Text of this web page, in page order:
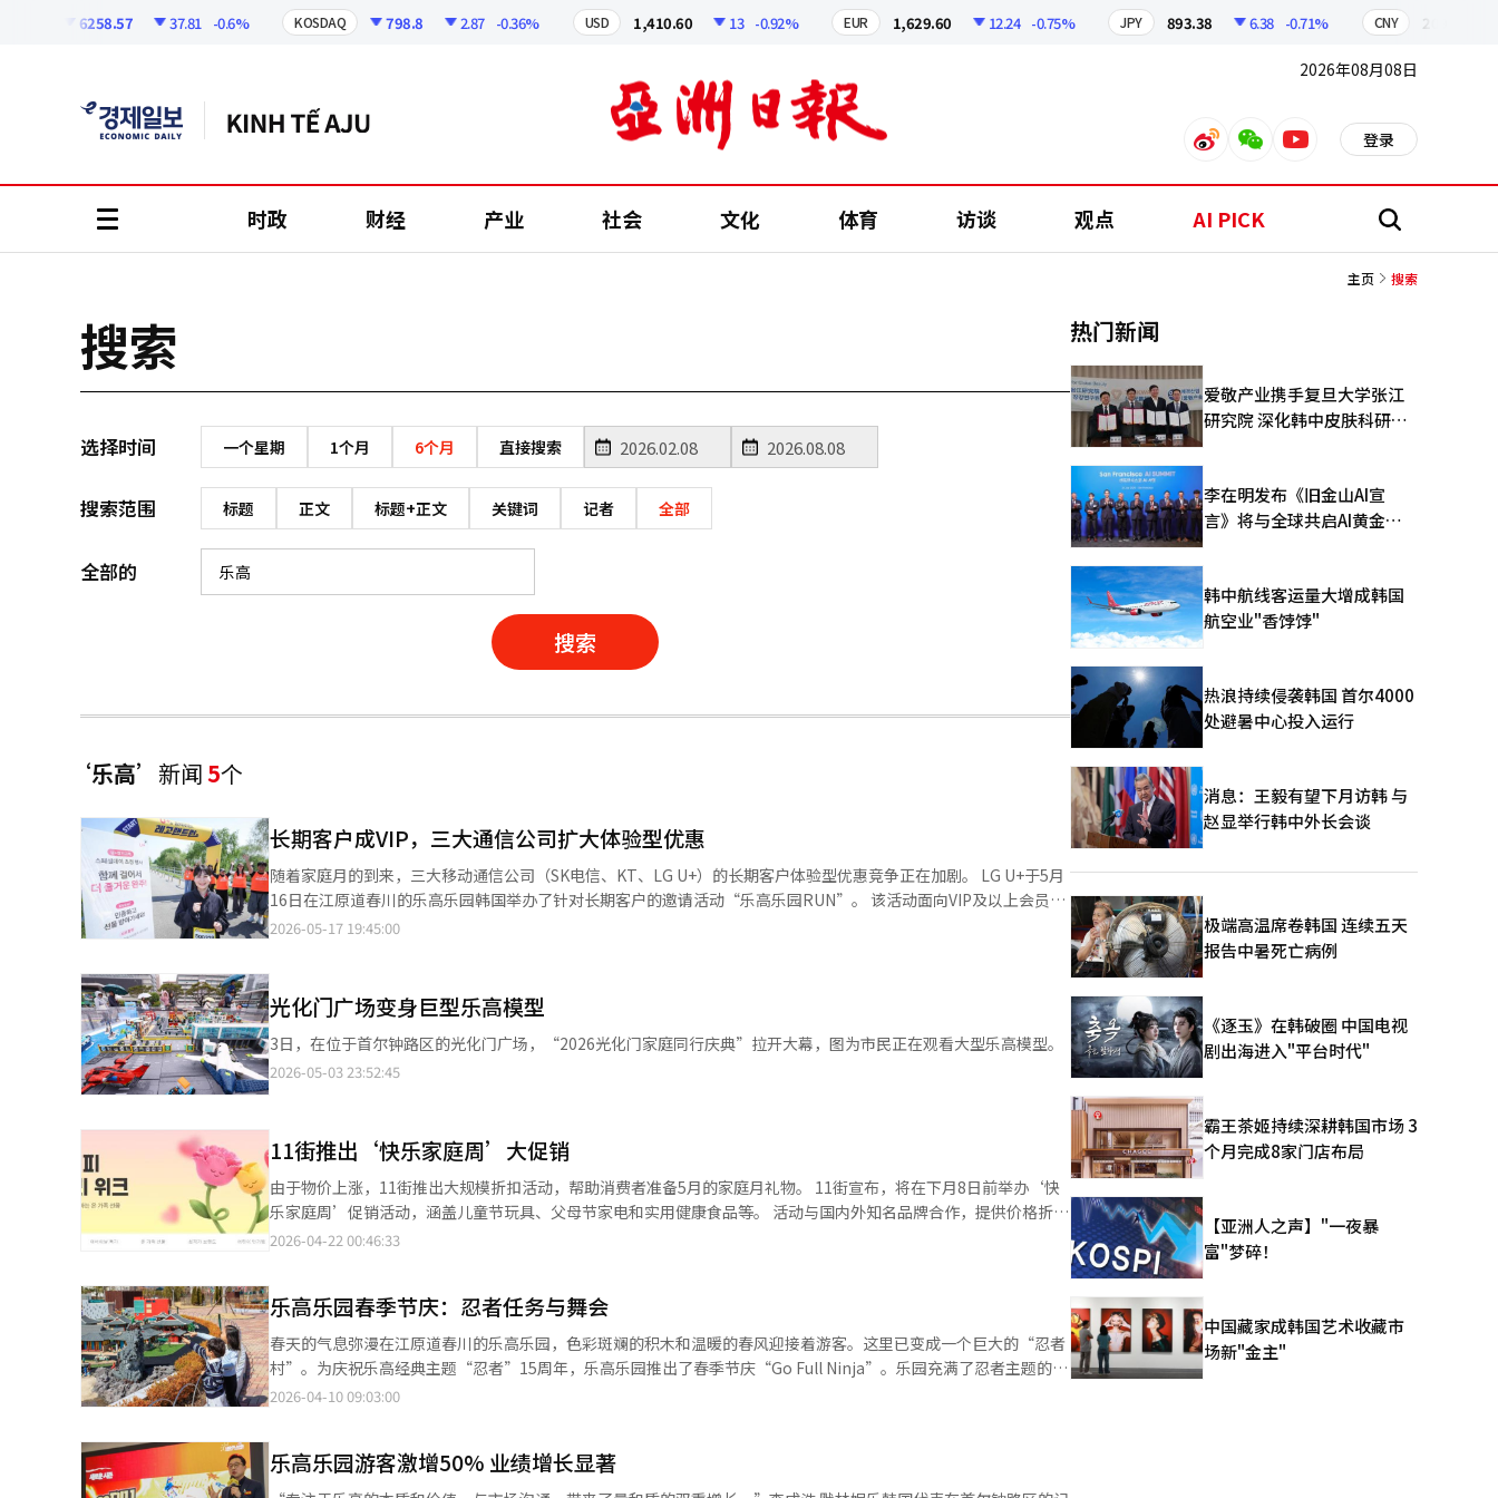
6258.57 37.81 -0.6% KOSDAQ 798.8 2.87 -0.36% USD 1,410.60 13 -0.92% EUR 1,629.60 12.24 -0.75% JPY 893.38 6.38 -0.71% CNY 209.17
2026年08月08日
weiboweixinyoutube 登录
时政 财经 产业 社会 文化 体育 访谈 观点 AI PICK 搜
主页 搜索
搜索
选择时间 一个星期 1个月 6个月 直接搜索
搜索范围 标题 正文 标题+正文 关键词 记者 全部
全部的
搜索
‘乐高’ 新闻5个
长期客户成VIP，三大通信公司扩大体验型优惠
随着家庭月的到来，三大移动通信公司（SK电信、KT、LG U+）的长期客户体验型优惠竞争正在加剧。 LG U+于5月
16日在江原道春川的乐高乐园韩国举办了针对长期客户的邀请活动“乐高乐园RUN”。 该活动面向VIP及以上会员，
邀请了4000名使用服务超过五年的客户，参与者在乐高角色的陪伴下，沿着乐高乐园附近的湖边约5公里的路线进行
容，自今年初以来，陆续推出了每月特别礼物、免费观赏音乐剧《兰比卡》、邀请前往华潭森林等活动。预计在8月
还将与乐高乐园合作举办家庭水上活动。 LG U+市场营销集团长张俊英（常务）表示：“我们正在将营销能力集中在
提供超越简单折扣或一次性优惠的、能够在日常生活中持续感受到的差异化体验上。” 此前，SKT在今年春季邀请了
10年以上的长期客户参加“森林假期日”，在爱宝乐园的私密自然体验空间“森林营地”举办活动。从5月3日至18
户项目“邀请梦想”的5月优惠活动，邀请了300名使用移动、互联网和电视服务超过五年的客户前往爱宝乐园，提供
自由通行证。该活动针对家庭客户进行策划，现场还设有长期客户专属的拍照区和社交媒体互动抽奖活动。 三大移动
通信公司相继加强长期客户体验型优惠，反映出在移动网络运营市场饱和的情况下，保留现有客户比吸引新客户更为
高效。通过现场体验型活动提升客户忠诚度的方式逐渐成为主流，同时也反映出公司希望稳定现有用户基础的战略意
图。 ※ 本报道经人工智能（AI）系统翻译与编辑。
2026-05-17 19:45:00
光化门广场变身巨型乐高模型
3日，在位于首尔钟路区的光化门广场，“2026光化门家庭同行庆典”拉开大幕，图为市民正在观看大型乐高模型。
2026-05-03 23:52:45
11街推出‘快乐家庭周’大促销
由于物价上涨，11街推出大规模折扣活动，帮助消费者准备5月的家庭月礼物。 11街宣布，将在下月8日前举办‘快
乐家庭周’促销活动，涵盖儿童节玩具、父母节家电和实用健康食品等。 活动与国内外知名品牌合作，提供价格折
扣、直播和独家赠品等多种优惠。 特别是为父母准备的按摩器材，将以优惠价格出售。28日，Bodyfriend的健康机
通过‘极速配送’服务，午夜前下单可次日免费送达。 雪花秀等抗衰老化妆品、路易威登等奢侈品、康乃馨和红包等
家庭月必备品也有特价。 针对儿童节，与全球玩具品牌‘乐高’展开大规模合作。22日中午12点进行乐高专题直
播，23日举办‘乐高一日大促’，热门系列产品最高可享30%折扣。 玩具购买者还可享受丰富优惠。本月底前，在
玩具类别消费超过5万韩元的顾客，每天可先到先得领取4000韩元折扣券。 特别是在26日前的活动期间，乐高活动商
品消费最多的顾客将获赠价值25万韩元的‘乐高技术迈凯伦F1赛车’。 11街营业集团长高光日表示：“在物价高涨
2026-04-22 00:46:33
乐高乐园春季节庆：忍者任务与舞会
春天的气息弥漫在江原道春川的乐高乐园，色彩斑斓的积木和温暖的春风迎接着游客。这里已变成一个巨大的“忍者
村”。为庆祝乐高经典主题“忍者”15周年，乐高乐园推出了春季节庆“Go Full Ninja”。乐园充满了忍者主题的活
动，游客们脸上挂满了笑容。◆从表演到游乐设施和美食，丰富的“忍者之旅”这个春季，乐高乐园提供了丰富的体
乐趣。孩子们还可以参与“忍者印章集”活动，完成任务后获得15周年纪念徽章。乐园内的“旋风忍者”游乐设施是
必游项目，游客可以体验到旋转的刺激感。乐园的美食也不容错过。“忍者飞镖派”和“樱花吉事果”是本季新推出
2026-04-10 09:03:00
乐高乐园游客激增50% 业绩增长显著
热门新闻
爱敬产业携手复旦大学张江
研究院 深化韩中皮肤科研合
李在明发布《旧金山AI宣
言》将与全球共启AI黄金时
韩中航线客运量大增成韩国
航空业"香饽饽"
热浪持续侵袭韩国 首尔4000
处避暑中心投入运行
消息：王毅有望下月访韩 与
赵显举行韩中外长会谈
极端高温席卷韩国 连续五天
报告中暑死亡病例
《逐玉》在韩破圈 中国电视
剧出海进入"平台时代"
霸王茶姬持续深耕韩国市场 3
个月完成8家门店布局
【亚洲人之声】"一夜暴
富"梦碎！
中国藏家成韩国艺术收藏市
场新"金主"